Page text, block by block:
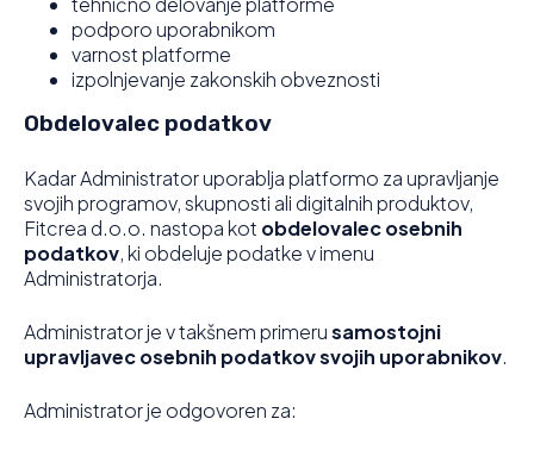
podporo uporabnikom
varnost platforme
izpolnjevanje zakonskih obveznosti
Obdelovalec podatkov
Kadar Administrator uporablja platformo za upravljanje
svojih programov, skupnosti ali digitalnih produktov,
Fitcrea d.o.o. nastopa kot obdelovalec osebnih
podatkov, ki obdeluje podatke v imenu
Administratorja.
Administrator je v takšnem primerusamostojni
upravljavec osebnih podatkov svojih uporabnikov.
Administrator je odgovoren za: